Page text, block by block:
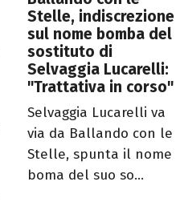
Stelle, indiscrezione
sul nome bomba del
sostituto di
Selvaggia Lucarelli:
"Trattativa in corso"
Selvaggia Lucarelli va
via da Ballando con le
Stelle, spunta il nome
boma del suo so...